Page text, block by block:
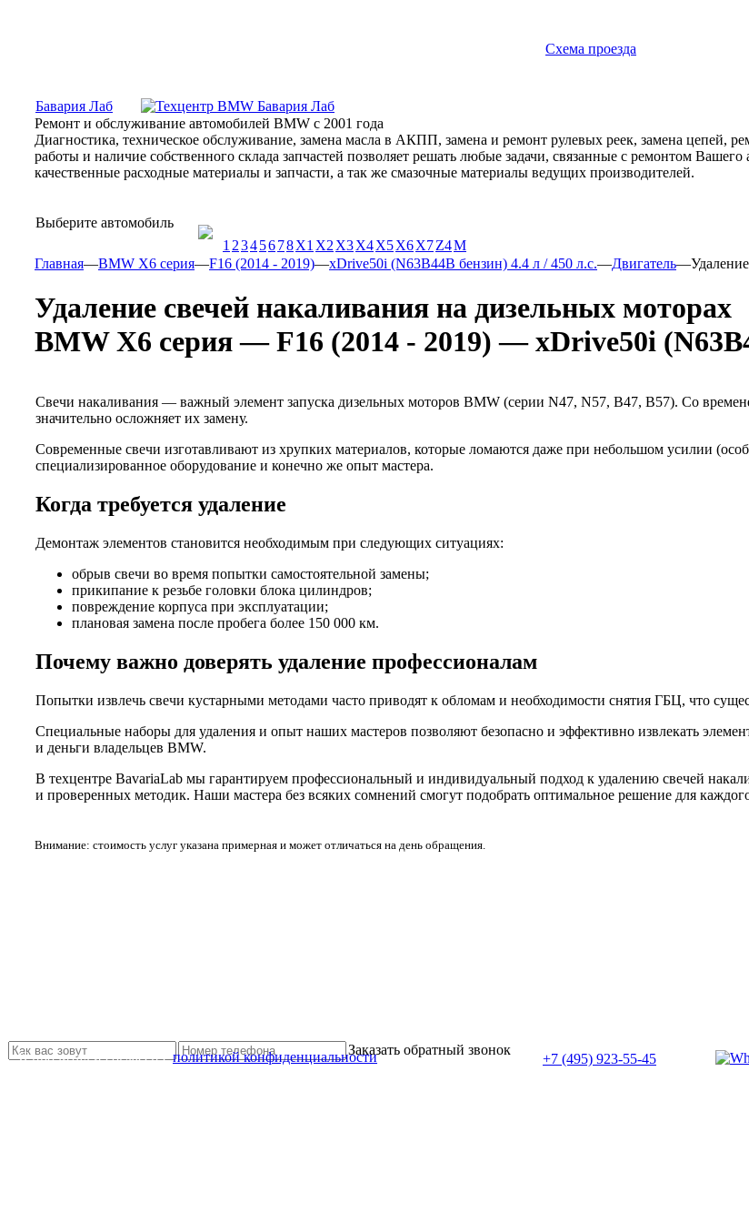
Схема проезда
Бавария Лаб
Ремонт и обслуживание автомобилей BMW с 2001 года
Диагностика, техническое обслуживание, замена масла в АКПП, замена и ремонт рулевых реек, замена цепей,
работы и наличие собственного склада запчастей позволяет решать любые задачи, связанные с ремонтом
качественные расходные материалы и запчасти, а так же смазочные материалы ведущих производителей.
Выберите автомобиль
1 2345678X1 X2 X3X4X5X6X7Z4М
Главная—BMW X6 серия—F16 (2014 - 2019)—xDrive50i (N63B44B бензин) 4.4 л / 450 л.с.—Двигатель—
Удаление свечей накаливания на дизельных моторах
BMW X6 серия — F16 (2014 - 2019) — xDrive50i
Свечи накаливания — важный элемент запуска дизельных моторов BMW (серии N47, N57, B47, B57). Со
значительно осложняет их замену.
Современные свечи изготавливают из хрупких материалов, которые ломаются даже при небольшом усилии
специализированное оборудование и конечно же опыт мастера.
Когда требуется удаление
Демонтаж элементов становится необходимым при следующих ситуациях:
обрыв свечи во время попытки самостоятельной замены;
прикипание к резьбе головки блока цилиндров;
повреждение корпуса при эксплуатации;
плановая замена после пробега более 150 000 км.
Почему важно доверять удаление профессионалам
Попытки извлечь свечи кустарными методами часто приводят к обломам и необходимости снятия ГБЦ, что
Специальные наборы для удаления и опыт наших мастеров позволяют безопасно и эффективно извлекать
и деньги владельцев BMW.
В техцентре BavariaLab мы гарантируем профессиональный и индивидуальный подход к удалению свечей
и проверенных методик. Наши мастера без всяких сомнений смогут подобрать оптимальное решение для
Внимание: стоимость услуг указана примерная и может отличаться на день обращения.
Заказать обратный звонок
Я прочитал и согласен сполитикой конфиденциальности
+7 (495) 923-55-45